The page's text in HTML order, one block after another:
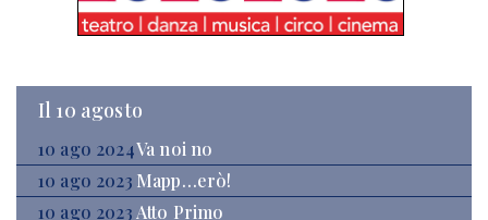
Il 10 agosto
10 ago 2024Va noi no
10 ago 2023 Mapp…erò!
10 ago 2023 Atto Primo